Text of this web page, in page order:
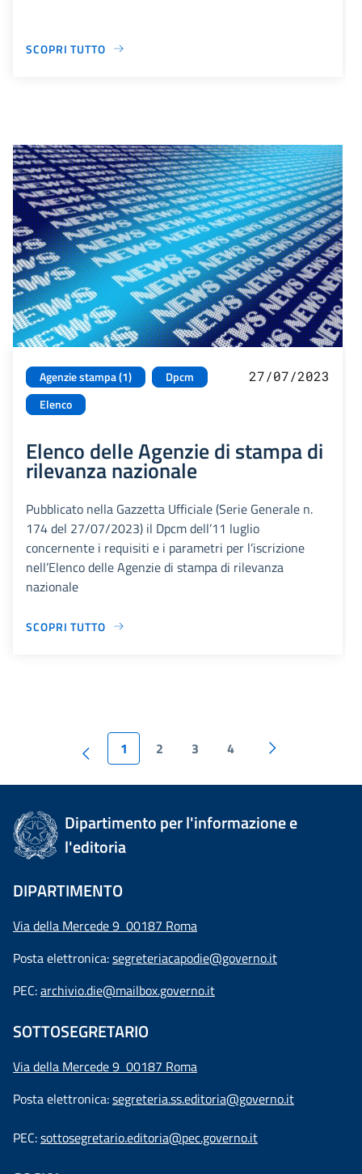
SCOPRI TUTTO
Agenzie stampa (1)
Dpcm
Elenco
27/07/2023
Elenco delle Agenzie di stampa di
rilevanza nazionale
Pubblicato nella Gazzetta Ufficiale (Serie Generale n.
174 del 27/07/2023) il Dpcm dell’11 luglio
concernente i requisiti e i parametri per l’iscrizione
nell’Elenco delle Agenzie di stampa di rilevanza
nazionale
SCOPRI TUTTO
1 2 3 4
Dipartimento per l'informazione e
l'editoria
DIPARTIMENTO
Via della Mercede 9 00187 Roma
Posta elettronica:segreteriacapodie@governo.it
PEC:archivio.die@mailbox.governo.it
SOTTOSEGRETARIO
Via della Mercede 9 00187 Roma
Posta elettronica:segreteria.ss.editoria@governo.it
PEC:sottosegretario.editoria@pec.governo.it